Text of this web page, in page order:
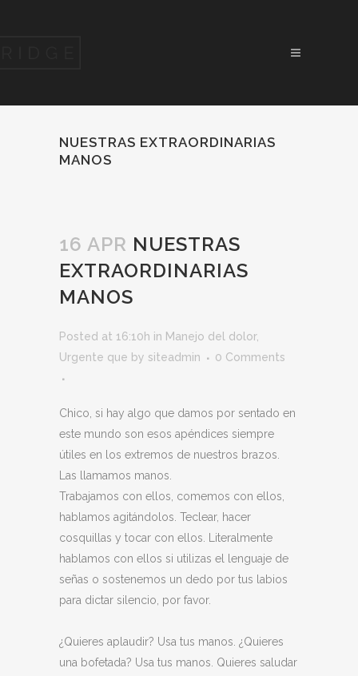
NUESTRAS EXTRAORDINARIAS
MANOS
16 APR NUESTRAS
EXTRAORDINARIAS
MANOS
Posted at 16:10h in Manejo del dolor,
Urgente que by siteadmin 0 Comments
Chico, si hay algo que damos por sentado en
este mundo son esos apéndices siempre
útiles en los extremos de nuestros brazos.
Las llamamos manos.
Trabajamos con ellos, comemos con ellos,
hablamos agitándolos. Teclear, hacer
cosquillas y tocar con ellos. Literalmente
hablamos con ellos si utilizas el lenguaje de
señas o sostenemos un dedo por tus labios
para dictar silencio, por favor.
¿Quieres aplaudir? Usa tus manos. ¿Quieres
una bofetada? Usa tus manos. Quieres saludar